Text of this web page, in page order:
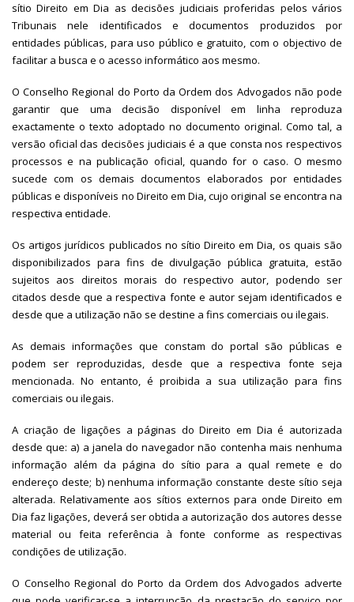
sítio Direito em Dia as decisões judiciais proferidas pelos vários
Tribunais nele identificados e documentos produzidos por
entidades públicas, para uso público e gratuito, com o objectivo de
facilitar a busca e o acesso informático aos mesmo.
O Conselho Regional do Porto da Ordem dos Advogados não pode
garantir que uma decisão disponível em linha reproduza
exactamente o texto adoptado no documento original. Como tal, a
versão oficial das decisões judiciais é a que consta nos respectivos
processos e na publicação oficial, quando for o caso. O mesmo
sucede com os demais documentos elaborados por entidades
públicas e disponíveis no Direito em Dia, cujo original se encontra na
respectiva entidade.
Os artigos jurídicos publicados no sítio Direito em Dia, os quais são
disponibilizados para fins de divulgação pública gratuita, estão
sujeitos aos direitos morais do respectivo autor, podendo ser
citados desde que a respectiva fonte e autor sejam identificados e
desde que a utilização não se destine a fins comerciais ou ilegais.
As demais informações que constam do portal são públicas e
podem ser reproduzidas, desde que a respectiva fonte seja
mencionada. No entanto, é proibida a sua utilização para fins
comerciais ou ilegais.
A criação de ligações a páginas do Direito em Dia é autorizada
desde que: a) a janela do navegador não contenha mais nenhuma
informação além da página do sítio para a qual remete e do
endereço deste; b) nenhuma informação constante deste sítio seja
alterada. Relativamente aos sítios externos para onde Direito em
Dia faz ligações, deverá ser obtida a autorização dos autores desse
material ou feita referência à fonte conforme as respectivas
condições de utilização.
O Conselho Regional do Porto da Ordem dos Advogados adverte